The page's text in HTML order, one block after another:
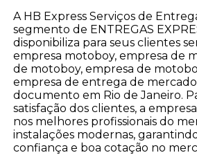
A HB Express Serviços de
segmento de ENTREGAS
disponibiliza para seus clientes
empresa motoboy, empresa de
de motoboy, empresa de
empresa de entrega de
documento em Rio de Janeiro.
satisfação dos clientes, a
nos melhores profissionais do
instalações modernas, garantindo
confiança e boa cotação no